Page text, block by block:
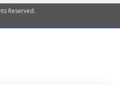
Reserved.